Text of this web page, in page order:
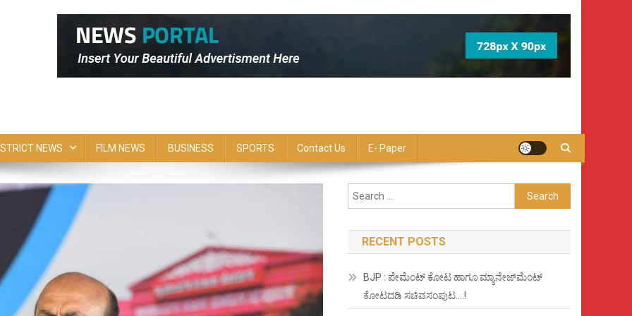
NEWS FILM NEWS BUSINESS SPORTS Contact Us E- Paper
Search
for:
RECENT POSTS
BJP : ಪೇಮೆಂಟ್ ಕೋಟ ಹಾಗೂ ಮ್ಯಾನೇಜ್‍ಮೆಂಟ್
ಕೋಟದಡಿ ಸಚಿವಸಂಪುಟ….!